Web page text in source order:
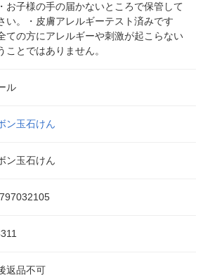
お子様の手の届かないところで保管して
い。・皮膚アレルギーテスト済みです
ての方にアレルギーや刺激が起こらない
ことではありません。
ル
ン玉石けん
ン玉石けん
返品不可